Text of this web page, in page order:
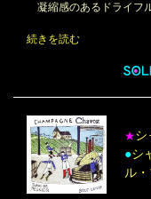
凝縮感のあるドライフ
続きを読む
★シ
●シ
ル